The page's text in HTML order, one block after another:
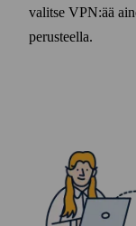
valitse VPN:ää
perusteella.